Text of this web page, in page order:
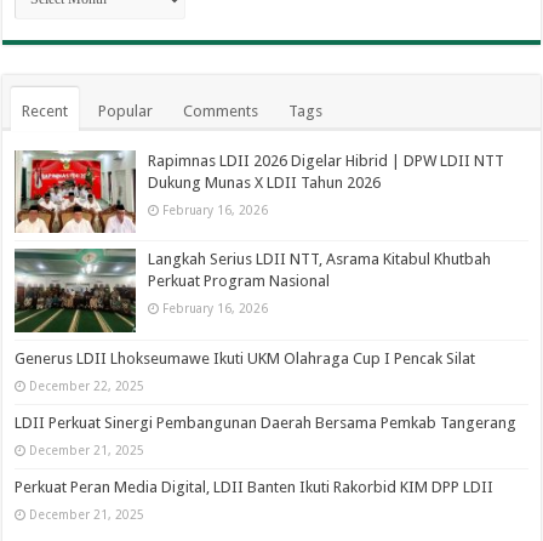
Recent Popular Comments Tags
Rapimnas LDII 2026 Digelar Hibrid | DPW LDII NTT
Dukung Munas X LDII Tahun 2026
February 16, 2026
Langkah Serius LDII NTT, Asrama Kitabul Khutbah
Perkuat Program Nasional
February 16, 2026
Generus LDII Lhokseumawe Ikuti UKM Olahraga Cup I Pencak Silat
December 22, 2025
LDII Perkuat Sinergi Pembangunan Daerah Bersama Pemkab Tangerang
December 21, 2025
Perkuat Peran Media Digital, LDII Banten Ikuti Rakorbid KIM DPP LDII
December 21, 2025